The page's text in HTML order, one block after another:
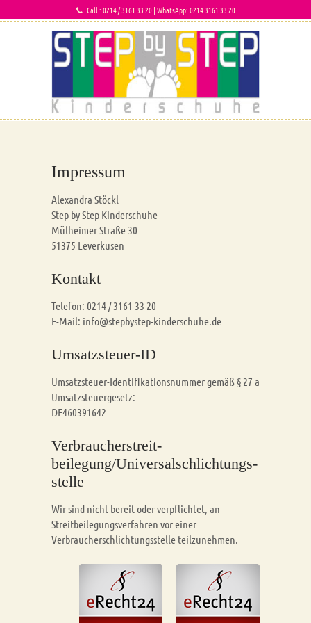
Call : 0214 / 3161 33 20 | WhatsApp: 0214 3161 33 20
Impressum
Alexandra Stöckl
Step by Step Kinderschuhe
Mülheimer Straße 30
51375 Leverkusen
Kontakt
Telefon: 0214 / 3161 33 20
E-Mail: info@stepbystep-kinderschuhe.de
Umsatzsteuer-ID
Umsatzsteuer-Identifikationsnummer gemäß § 27 a
Umsatzsteuergesetz:
DE460391642
Verbraucher­streit­
beilegung/Universal­schlichtungs­
stelle
Wir sind nicht bereit oder verpflichtet, an
Streitbeilegungsverfahren vor einer
Verbraucherschlichtungsstelle teilzunehmen.